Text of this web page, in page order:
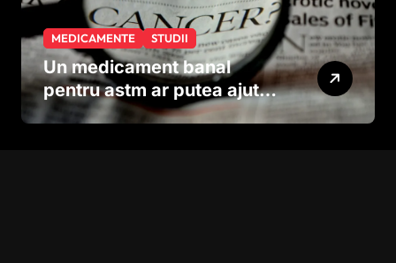
MEDICAMENTE STUDII
Un medicament banal
pentru astm ar putea ajuta
în lupta împotriva